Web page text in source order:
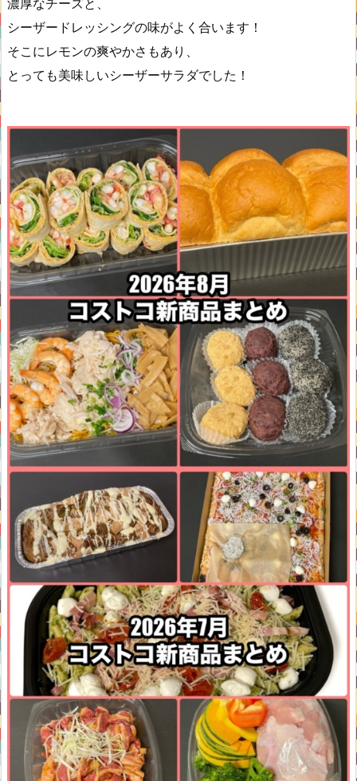
シーザードレッシングの味がよく合います！
そこにレモンの爽やかさもあり、
とっても美味しいシーザーサラダでした！